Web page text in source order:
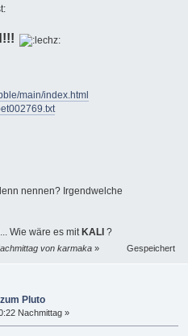
main/index.html
nennen? Irgendwelche
Wie wäre es mit KALI ?
von karmaka » Gespeichert
Pluto
Nachmittag »